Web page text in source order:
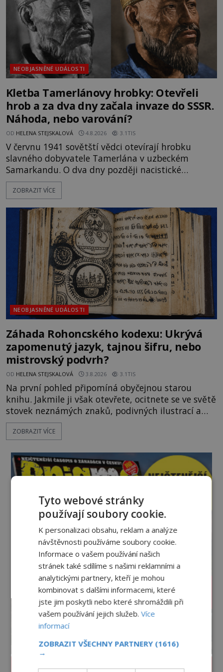
NEOBJASNĚNÉ UDÁLOSTI
Kletba Tamerlánovy hrobky: Otevřeli
hrob a za dva dny začala invaze do SSSR.
Náhoda, nebo varování?
OD HELENA STEJSKALOVÁ 4.8.2026 3.1TIS
V červnu 1941 sovětští vědci otevírají hrobku
slavného dobyvatele Tamerlána v uzbeckém
Samarkandu. O dva dny později nacistické
Německo zahajuje operaci Barbarossa a napadá
Sovětský svaz. Shoda dat je natolik zarážející, že se
na legendě něco pravdy, nebo jde jen o fascinující
souhru okolností? Když antropolog Michail
Gerasimov (1907-1970) a
ZOBRAZIT VÍCE
NEOBJASNĚNÉ UDÁLOSTI
Záhada Rohoncského kodexu: Ukrývá
zapomenutý jazyk, tajnou šifru, nebo
mistrovský podvrh?
OD HELENA STEJSKALOVÁ 3.8.2026 3.1TIS
Na první pohled připomíná obyčejnou starou
knihu. Jakmile ji však otevřete, ocitnete se ve světě
stovek neznámých znaků, podivných ilustrací a
textu, který už téměř dvě století vzdoruje všem
pokusům o rozluštění. Rohoncský kodex patří mezi
jistotou neví, kdo jej napsal, kdy vznikl ani co
vlastně vypráví. Rohoncský kodex se poprvé
objevuje v roce
ZOBRAZIT VÍCE
PROLISTOVAT ČASOPIS
Tyto webové stránky
používají soubory cookie.
K personalizaci obsahu, reklam a analýze
návštěvnosti používáme soubory cookie.
Informace o vašem používání našich
stránek také sdílíme s našimi reklamními a
analytickými partnery, kteří je mohou
kombinovat s dalšími informacemi, které
jste jim poskytli nebo které shromáždili při
vašem používání jejich služeb.Více
informací
ZOBRAZIT VŠECHNY PARTNERY (1616)
→